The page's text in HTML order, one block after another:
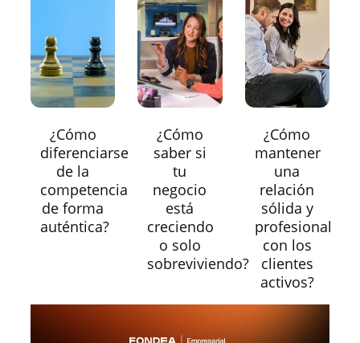
¿Cómo
diferenciarse
de la
competencia
de forma
auténtica?
¿Cómo
saber si
tu
negocio
está
creciendo
o solo
sobreviviendo?
¿Cómo
mantener
una
relación
sólida y
profesional
con los
clientes
activos?